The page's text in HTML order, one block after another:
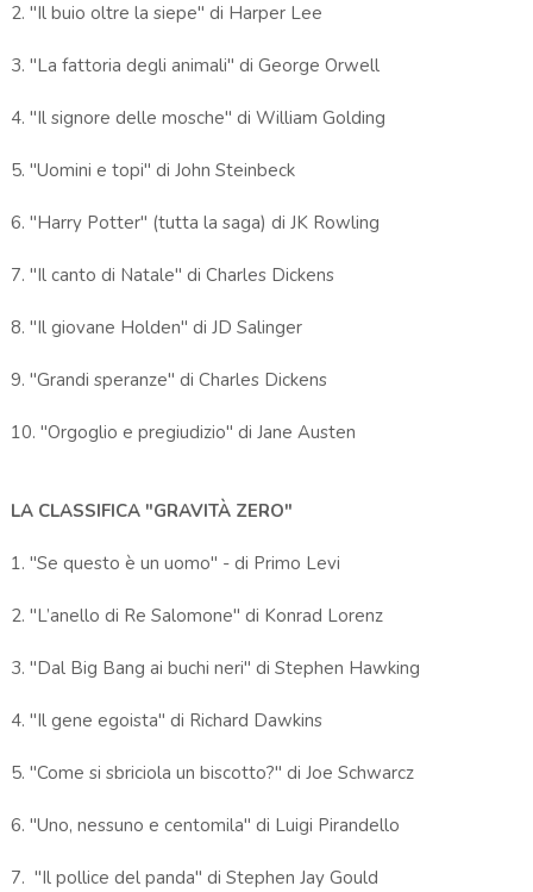
2. "Il buio oltre la siepe" di Harper Lee
3. "La fattoria degli animali" di George Orwell
4. "Il signore delle mosche" di William Golding
5. "Uomini e topi" di John Steinbeck
6. "Harry Potter" (tutta la saga) di JK Rowling
7. "Il canto di Natale" di Charles Dickens
8. "Il giovane Holden" di JD Salinger
9. "Grandi speranze" di Charles Dickens
10. "Orgoglio e pregiudizio" di Jane Austen
LA CLASSIFICA "GRAVITÀ ZERO"
1. "Se questo è un uomo" - di Primo Levi
2. "L’anello di Re Salomone" di Konrad Lorenz
3. "Dal Big Bang ai buchi neri" di Stephen Hawking
4. "Il gene egoista" di Richard Dawkins
5. "Come si sbriciola un biscotto?" di Joe Schwarcz
6. "Uno, nessuno e centomila" di Luigi Pirandello
7. "Il pollice del panda" di Stephen Jay Gould